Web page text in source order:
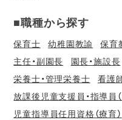
■職種から探す
保育士 幼稚園教諭 保育
主任・副園長
園長・施設長
栄養士・管理栄養士
看護
放課後児童支援員・指導員（
児童指導員任用資格（療育）